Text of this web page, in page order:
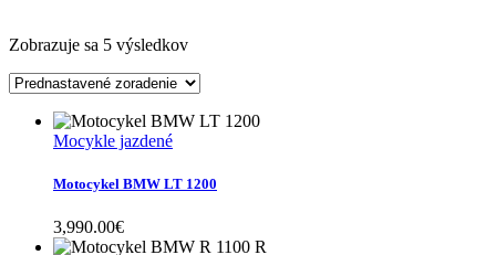
Zobrazuje sa 5 výsledkov
Mocykle jazdené
Motocykel BMW LT 1200
3,990.00€